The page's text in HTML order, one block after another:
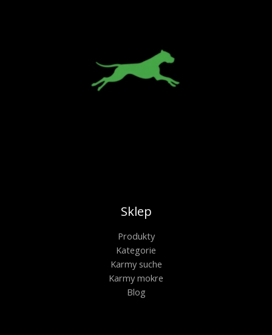
Sklep
Produkty
Kategorie
Karmy suche
Karmy mokre
Blog